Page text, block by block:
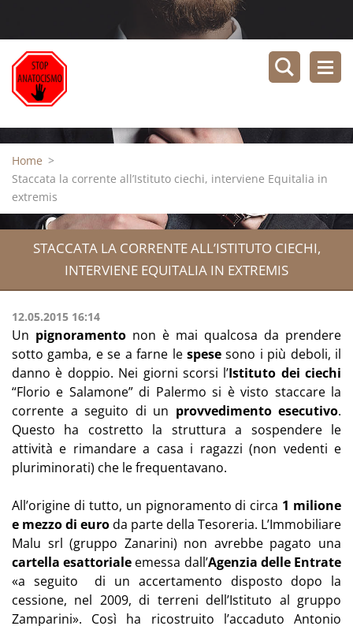
Home >
Staccata la corrente all’Istituto ciechi, interviene Equitalia in
extremis
STACCATA LA CORRENTE ALL’ISTITUTO CIECHI,
INTERVIENE EQUITALIA IN EXTREMIS
12.05.2015 16:14
Un pignoramento non è mai qualcosa da prendere
sotto gamba, e se a farne le spesesono i più deboli, il
danno è doppio. Nei giorni scorsi l’Istituto dei ciechi
“Florio e Salamone” di Palermo si è visto staccare la
corrente a seguito di un provvedimento esecutivo.
Questo ha costretto la struttura a sospendere le
attività e rimandare a casa i ragazzi (non vedenti e
pluriminorati) che le frequentavano.
All’origine di tutto, un pignoramento di circa 1 milione
e mezzo di euroda parte della Tesoreria. L’Immobiliare
Malu srl (gruppo Zanarini) non avrebbe pagato una
cartella esattoriale emessa dall’Agenzia delle Entrate
«a seguito di un accertamento disposto dopo la
cessione, nel 2009, di terreni dell’Istituto al gruppo
Zamparini». Così ha ricostruito l’accaduto Antonio